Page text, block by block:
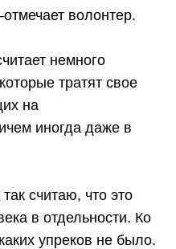
волонтер.
немного
тратят свое
на
иногда даже в
считаю, что это
в отдельности. Ко
упреков не было.